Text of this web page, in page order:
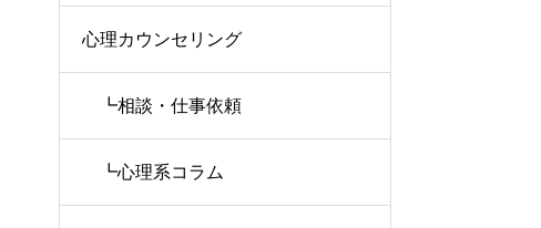
心理カウンセリング
┗相談・仕事依頼
┗心理系コラム